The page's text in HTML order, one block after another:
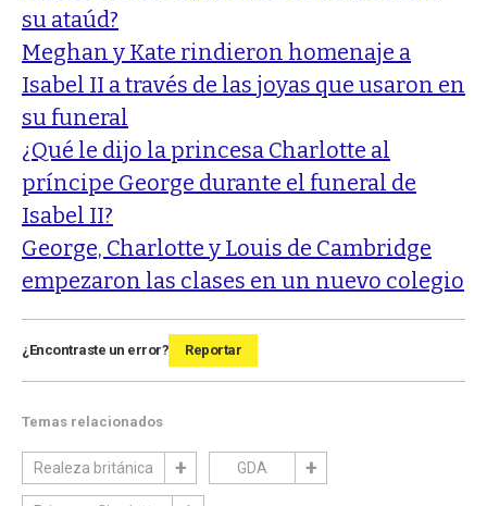
su ataúd?
Meghan y Kate rindieron homenaje a
Isabel II a través de las joyas que usaron en
su funeral
¿Qué le dijo la princesa Charlotte al
príncipe George durante el funeral de
Isabel II?
George, Charlotte y Louis de Cambridge
empezaron las clases en un nuevo colegio
¿Encontraste un error? Reportar
Temas relacionados
Realeza británica GDA